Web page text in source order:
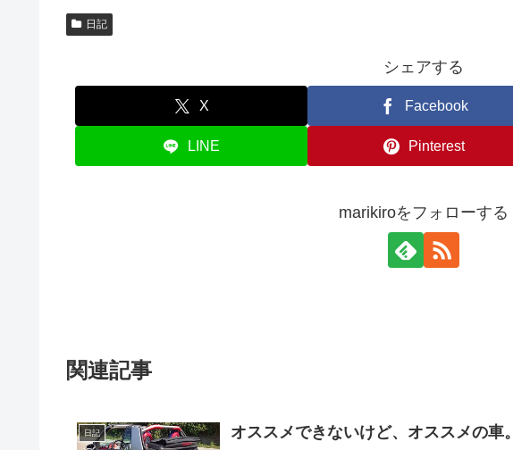
日記
シェアする
X Facebook
LINE Pinterest
marikiroをフォローする
関連記事
日記 オススメできないけど、オススメの車。